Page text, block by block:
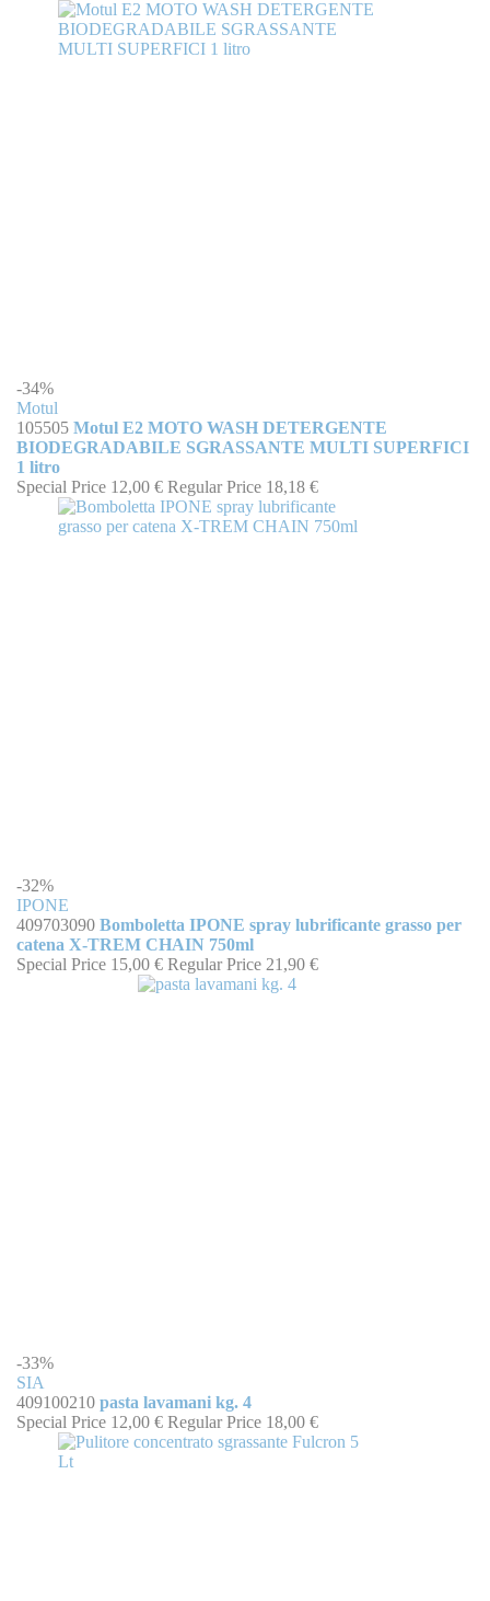
-34%
Motul
105505 Motul E2 MOTO WASH DETERGENTE
BIODEGRADABILE SGRASSANTE MULTI SUPERFICI
1 litro
Special Price 12,00 € Regular Price 18,18 €
-32%
IPONE
409703090 Bomboletta IPONE spray lubrificante grasso per
catena X-TREM CHAIN 750ml
Special Price 15,00 € Regular Price 21,90 €
-33%
SIA
409100210 pasta lavamani kg. 4
Special Price 12,00 € Regular Price 18,00 €